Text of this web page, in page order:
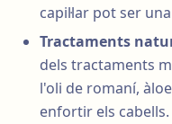
capil·lar pot ser
Tractaments
dels tractaments
l'oli de romaní,
enfortir els